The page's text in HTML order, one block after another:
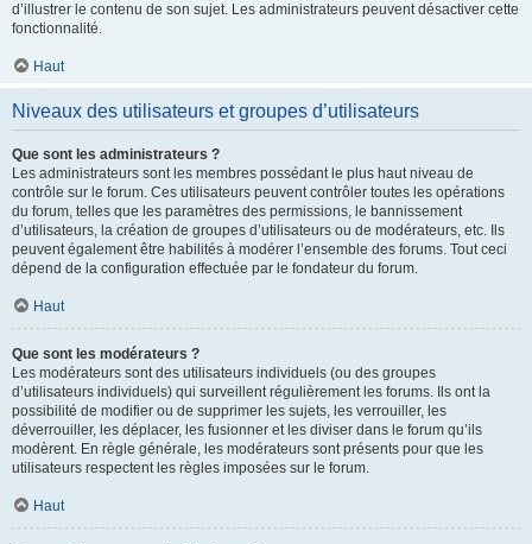
d’illustrer le contenu de son sujet. Les administrateurs peuvent désactiver cette
fonctionnalité.
Haut
Niveaux des utilisateurs et groupes d’utilisateurs
Que sont les administrateurs ?
Les administrateurs sont les membres possédant le plus haut niveau de
contrôle sur le forum. Ces utilisateurs peuvent contrôler toutes les opérations
du forum, telles que les paramètres des permissions, le bannissement
d’utilisateurs, la création de groupes d’utilisateurs ou de modérateurs, etc. Ils
peuvent également être habilités à modérer l’ensemble des forums. Tout ceci
dépend de la configuration effectuée par le fondateur du forum.
Haut
Que sont les modérateurs ?
Les modérateurs sont des utilisateurs individuels (ou des groupes
d’utilisateurs individuels) qui surveillent régulièrement les forums. Ils ont la
possibilité de modifier ou de supprimer les sujets, les verrouiller, les
déverrouiller, les déplacer, les fusionner et les diviser dans le forum qu’ils
modèrent. En règle générale, les modérateurs sont présents pour que les
utilisateurs respectent les règles imposées sur le forum.
Haut